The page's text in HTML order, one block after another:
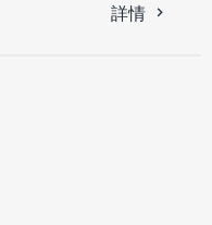
詳情